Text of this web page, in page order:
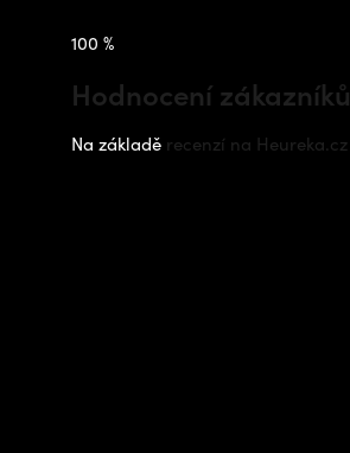
100 %
Hodnocení zákazníků
Na základě recenzí na Heureka.cz